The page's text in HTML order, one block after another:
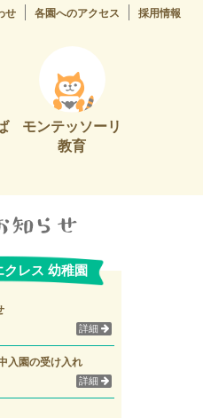
せ 各園へのアクセス 採用情報
モンテッソーリ
教育
レス 幼稚園
詳細
入園の受け入れ
詳細